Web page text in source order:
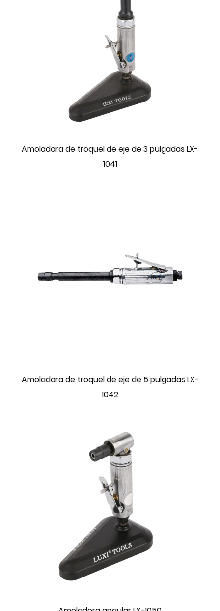
Amoladora de troquel de eje de 3 pulgadas LX-
1041
Amoladora de troquel de eje de 5 pulgadas LX-
1042